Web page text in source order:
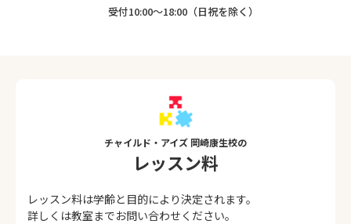
受付10:00〜18:00（日祝を除く）
チャイルド・アイズ 岡崎康生校の
レッスン料
レッスン料は学齢と目的により決定されます。
詳しくは教室までお問い合わせください。